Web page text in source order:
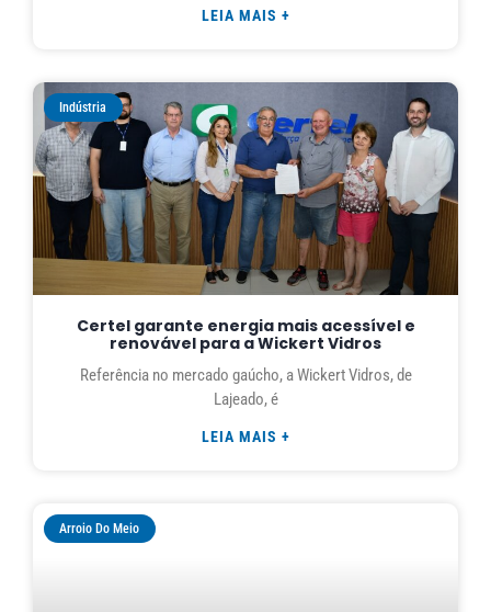
LEIA MAIS +
Indústria
Certel garante energia mais acessível e
renovável para a Wickert Vidros
Referência no mercado gaúcho, a Wickert Vidros, de
Lajeado, é
LEIA MAIS +
Arroio Do Meio